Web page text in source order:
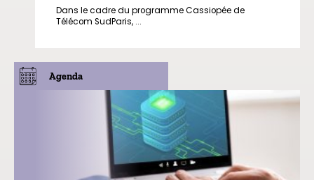
Dans le cadre du programme Cassiopée de
Télécom SudParis, ...
Agenda